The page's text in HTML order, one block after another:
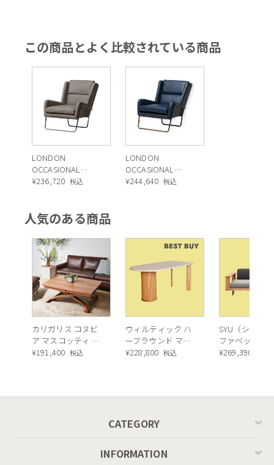
この商品とよく比較されている商品
LONDON
OCCASIONAL
CHAIR（ロンドン
¥236,720 税込
LONDON
OCCASIONAL
CHAIR（ロンドン
¥244,640 税込
人気のある商品
カリガリス コヌビ
ア マスコッティ 伸
長・昇降式テーブ
¥191,400 税込
ウィルティック ハ
ーフラウンド マテ
ィエラ塗装 ダイニ
¥228,800 税込
SYU（シュウ
ファベッド（
ュラル）
¥269,390
CATEGORY
INFORMATION